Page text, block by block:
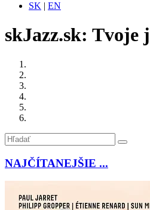
SK | EN
skJazz.sk: Tvoje
NAJČÍTANEJŠIE ...